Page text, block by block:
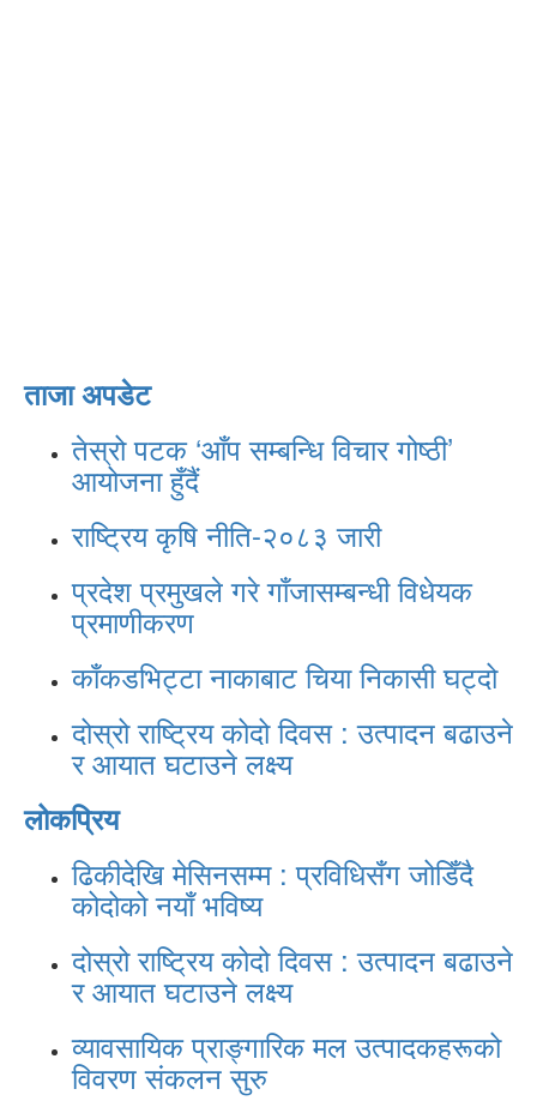
ताजा अपडेट
तेस्रो पटक ‘आँप सम्बन्धि विचार गोष्ठी’
आयोजना हुँदैं
राष्ट्रिय कृषि नीति-२०८३ जारी
प्रदेश प्रमुखले गरे गाँजासम्बन्धी विधेयक
प्रमाणीकरण
काँकडभिट्टा नाकाबाट चिया निकासी घट्दो
दोस्रो राष्ट्रिय कोदो दिवस : उत्पादन बढाउने
र आयात घटाउने लक्ष्य
लोकप्रिय
ढिकीदेखि मेसिनसम्म : प्रविधिसँग जोडिँदै
कोदोको नयाँ भविष्य
दोस्रो राष्ट्रिय कोदो दिवस : उत्पादन बढाउने
र आयात घटाउने लक्ष्य
व्यावसायिक प्राङ्गारिक मल उत्पादकहरूको
विवरण संकलन सुरु